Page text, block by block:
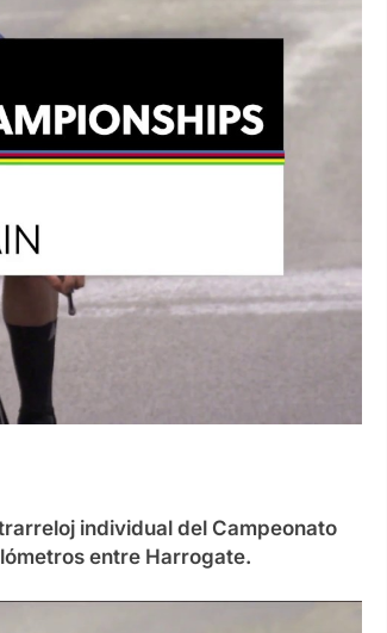
individual del Campeonato
entre Harrogate.